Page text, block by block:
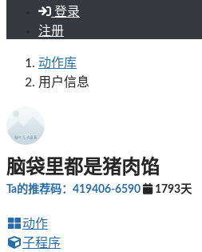
登录
注册
动作库
用户信息
脑袋里都是猪肉馅
Ta的推荐码：419406-6590 1793天
动作
子程序